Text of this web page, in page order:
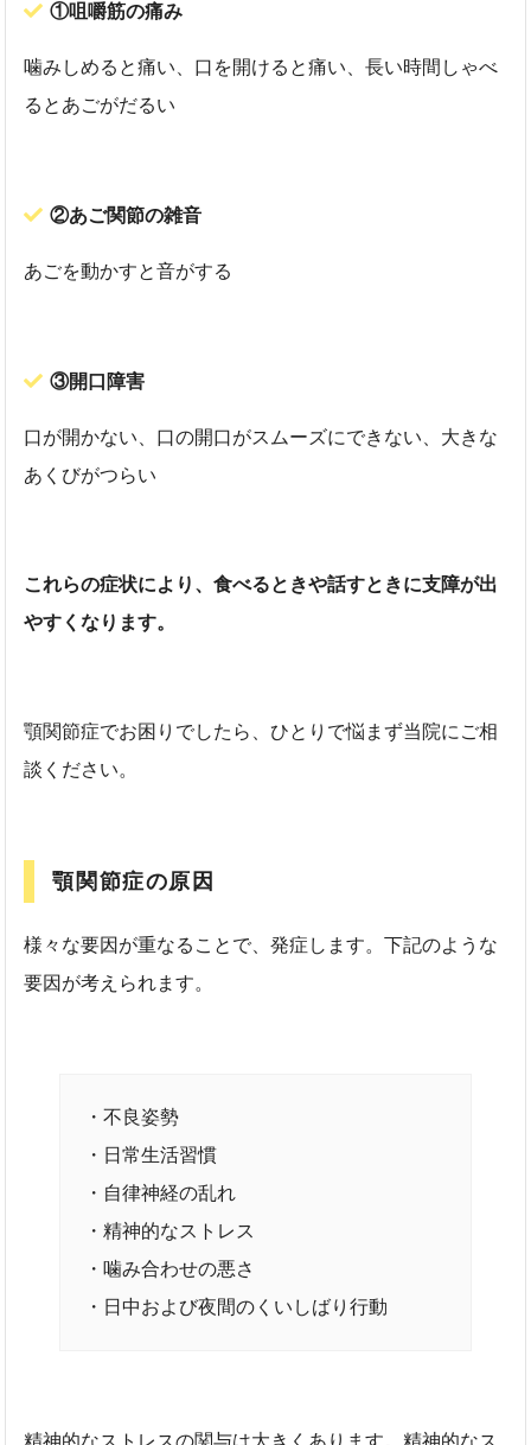
①咀嚼筋の痛み
噛みしめると痛い、口を開けると痛い、長い時間しゃべ
るとあごがだるい
②あご関節の雑音
あごを動かすと音がする
③開口障害
口が開かない、口の開口がスムーズにできない、大きな
あくびがつらい
これらの症状により、食べるときや話すときに支障が出
やすくなります。
顎関節症でお困りでしたら、ひとりで悩まず当院にご相
談ください。
顎関節症の原因
様々な要因が重なることで、発症します。下記のような
要因が考えられます。
・不良姿勢
・日常生活習慣
・自律神経の乱れ
・精神的なストレス
・噛み合わせの悪さ
・日中および夜間のくいしばり行動